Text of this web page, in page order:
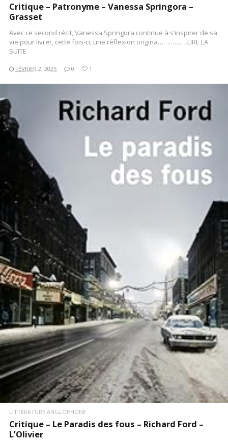
Critique – Patronyme – Vanessa Springora –
Grasset
Avec ce second récit, Vanessa Springora continue à s’inspirer de sa
vie pour livrer, cette fois-ci, une réflexion origina…………….LIRE LA
SUITE
FÉVRIER 2, 2025 0 1
LIRE LA SUITE
LITTÉRATURE ANGLOPHONE
Critique – Le Paradis des fous – Richard Ford –
L’Olivier